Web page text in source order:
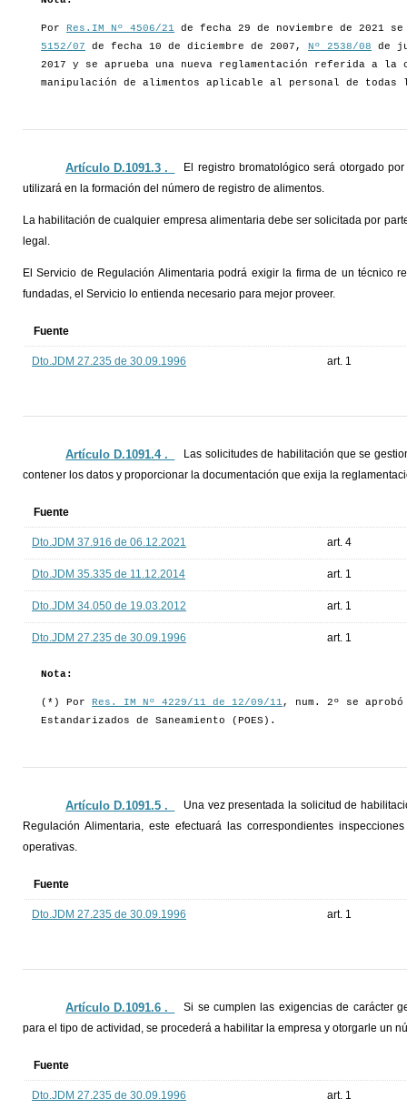
Por Res.IM Nº 4506/21 de fecha 29 de noviembre de 2021
5152/07 de fecha 10 de diciembre de 2007, Nº 2538/08 de
2017 y se aprueba una nueva reglamentación referida a
manipulación de alimentos aplicable al personal de todas
Artículo D.1091.3 ._
El registro bromatológico será otorgado
utilizará en la formación del número de registro de alimentos.
La habilitación de cualquier empresa alimentaria debe ser solicitada por
legal.
El Servicio de Regulación Alimentaria podrá exigir la firma de un técnico
fundadas, el Servicio lo entienda necesario para mejor proveer.
Fuente
Dto.JDM 27.235 de 30.09.1996 art. 1
Artículo D.1091.4 ._
Las solicitudes de habilitación que se
contener los datos y proporcionar la documentación que exija la
Fuente
Dto.JDM 37.916 de 06.12.2021 art. 4
Dto.JDM 35.335 de 11.12.2014 art. 1
Dto.JDM 34.050 de 19.03.2012 art. 1
Dto.JDM 27.235 de 30.09.1996 art. 1
Nota:
(*) Por Res. IM Nº 4229/11 de 12/09/11 , num. 2º se
Estandarizados de Saneamiento (POES).
Artículo D.1091.5 ._
Una vez presentada la solicitud de
Regulación Alimentaria, este efectuará las correspondientes
operativas.
Fuente
Dto.JDM 27.235 de 30.09.1996 art. 1
Artículo D.1091.6 ._
Si se cumplen las exigencias de carácter
para el tipo de actividad, se procederá a habilitar la empresa y otorgarle un
Fuente
Dto.JDM 27.235 de 30.09.1996 art. 1